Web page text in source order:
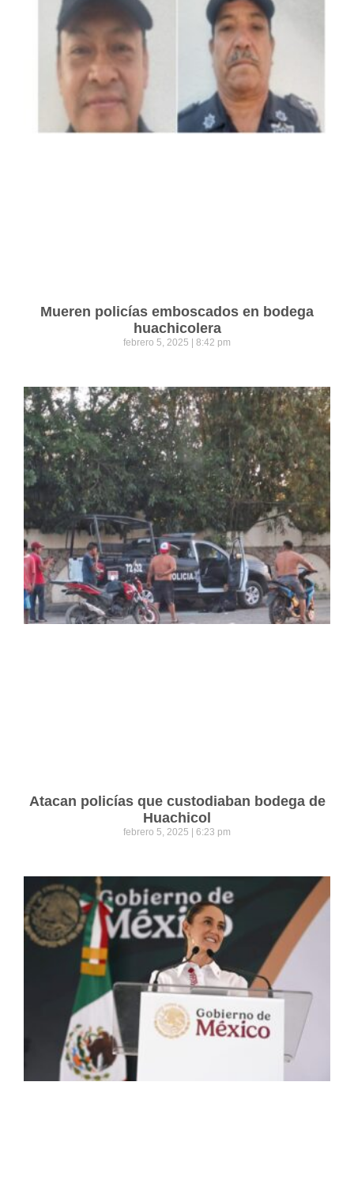
Mueren policías emboscados en bodega
huachicolera
febrero 5, 2025 8:42 pm
Atacan policías que custodiaban bodega de
Huachicol
febrero 5, 2025 6:23 pm